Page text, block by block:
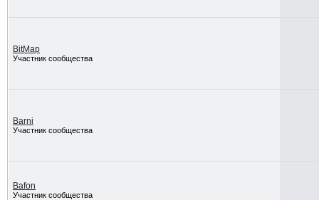
BitMap
Участник сообщества
Barni
Участник сообщества
Bafon
Участник сообщества